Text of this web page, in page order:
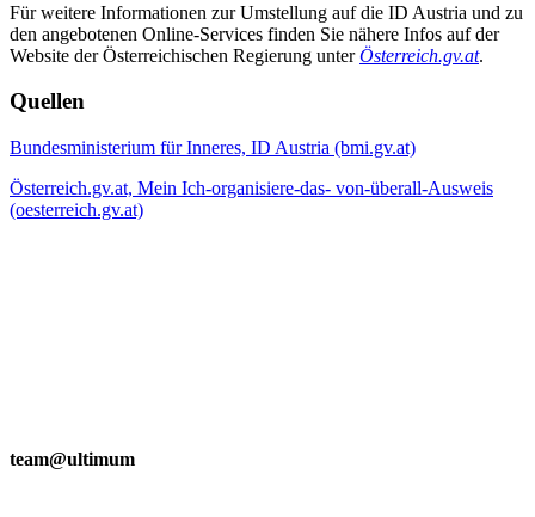
Für weitere Informationen zur Umstellung auf die ID Austria und zu
den angebotenen Online-Services finden Sie nähere Infos auf der
Website der Österreichischen Regierung unterÖsterreich.gv.at.
Quellen
Bundesministerium für Inneres, ID Austria (bmi.gv.at)
Österreich.gv.at, Mein Ich-organisiere-das- von-überall-Ausweis
(oesterreich.gv.at)
team@ultimum